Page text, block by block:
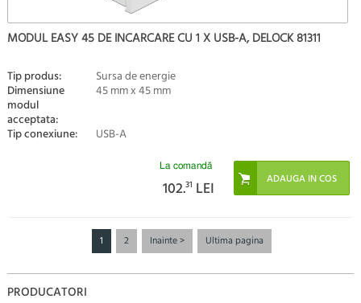
MODUL EASY 45 DE INCARCARE CU 1 X USB-A, DELOCK 81311
Tip produs: Sursa de energie
Dimensiune
modul
acceptata:
45 mm x 45 mm
Tip conexiune: USB-A
La comandă
102.31 LEI
1 2 Inainte > Ultima pagina
PRODUCATORI